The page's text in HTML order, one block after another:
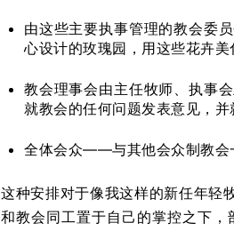
由这些主要执事管理的教会委
心设计的玫瑰园，用这些花卉
教会理事会由主任牧师、执事
就教会的任何问题发表意见，并
全体会众——与其他会众制教会
这种安排对于像我这样的新任年轻
和教会同工置于自己的掌控之下